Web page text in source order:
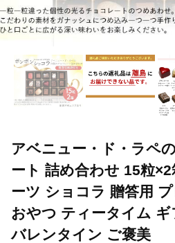
アベニュー・ド・ラペ
ート 詰め合わせ 15粒
ーツ ショコラ 贈答用
おやつ ティータイム ギ
バレンタイン ご褒美